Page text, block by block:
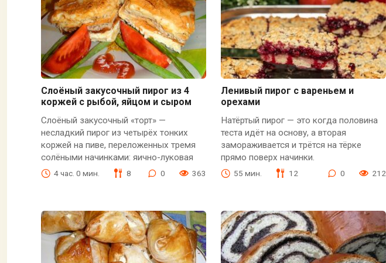
Слоёный закусочный пирог из 4
коржей с рыбой, яйцом и сыром
Слоёный закусочный «торт» —
несладкий пирог из четырёх тонких
коржей на пиве, переложенных тремя
солёными начинками: яично-луковая
4 час. 0 мин. 8 0 363
Ленивый пирог с вареньем и
орехами
Натёртый пирог — это когда половина
теста идёт на основу, а вторая
замораживается и трётся на тёрке
прямо поверх начинки.
55 мин. 12 0 212